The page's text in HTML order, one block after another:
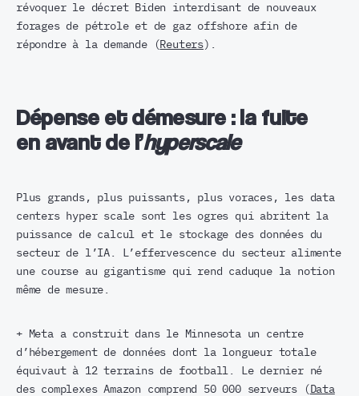
révoquer le décret Biden interdisant de nouveaux
forages de pétrole et de gaz offshore afin de
répondre à la demande ( Reuters).
Dépense et démesure : la fuite
en avant de l’hyperscale
Plus grands, plus puissants, plus voraces, les data
centers hyper scale sont les ogres qui abritent la
puissance de calcul et le stockage des données du
secteur de l’IA. L’effervescence du secteur alimente
une course au gigantisme qui rend caduque la notion
même de mesure.
+ Meta a construit dans le Minnesota un centre
d’hébergement de données dont la longueur totale
équivaut à 12 terrains de football. Le dernier né
des complexes Amazon comprend 50 000 serveurs ( Data